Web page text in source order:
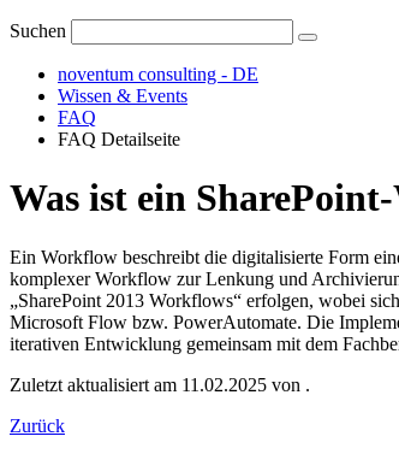
Suchen
noventum consulting - DE
Wissen & Events
FAQ
FAQ Detailseite
Was ist ein
Ein Workflow beschreibt die digitalisierte Form
komplexer Workflow zur Lenkung und
„SharePoint 2013 Workflows“ erfolgen, wobei
Microsoft Flow bzw. PowerAutomate. Die
iterativen Entwicklung gemeinsam mit dem
Zuletzt aktualisiert am 11.02.2025 von .
Zurück